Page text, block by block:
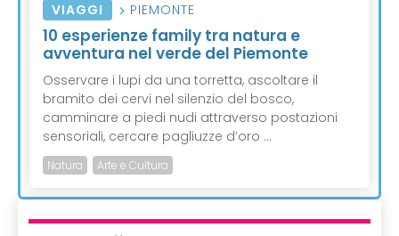
VIAGGI PIEMONTE
10 esperienze family tra natura e
avventura nel verde del Piemonte
Osservare i lupi da una torretta, ascoltare il
bramito dei cervi nel silenzio del bosco,
camminare a piedi nudi attraverso postazioni
sensoriali, cercare pagliuzze d’oro ...
Natura Arte e Cultura